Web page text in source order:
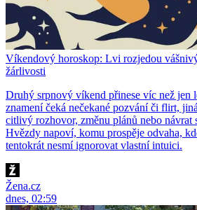
Víkendový horoskop: Lvi rozjedou
žárlivosti
Druhý srpnový víkend přinese víc než jen
znamení čeká nečekané pozvání či flirt,
citlivý rozhovor, změnu plánů nebo návrat
Hvězdy napoví, komu prospěje odvaha,
tentokrát nesmí ignorovat vlastní intuici.
Žena.cz
dnes, 02:59